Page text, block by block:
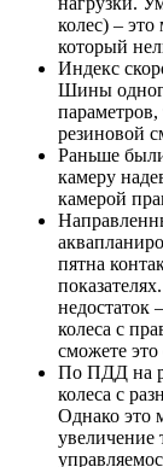
колес) –
который
Индекс
Шины
резиновой
Раньше
камеру
камерой
пятна
недостаток
колеса с
сможете это
По ПДД на
колеса с
Однако это
увеличение